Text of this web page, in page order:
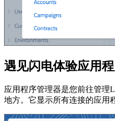
遇见闪电体验应用
应用程序管理器是您前往管理
地方。它显示所有连接的应用